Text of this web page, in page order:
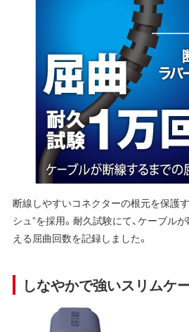
断線しやすいコネクターの根元を保護
シュ”を採用。耐久試験にて、ケーブル
える屈曲回数を記録しました。
しなやかで強いスリムケ